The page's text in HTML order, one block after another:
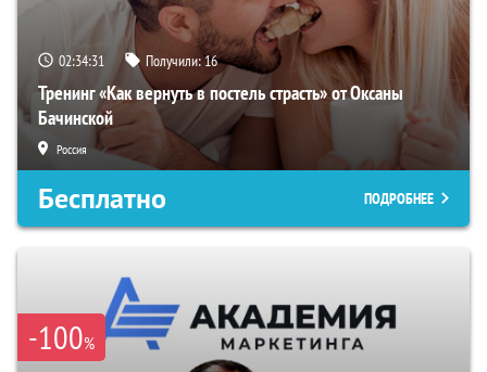
02:34:30 Получили:16
Тренинг «Как вернуть в постель страсть» от Оксаны
Бачинской
Россия
Бесплатно ПОДРОБНЕЕ
-100%